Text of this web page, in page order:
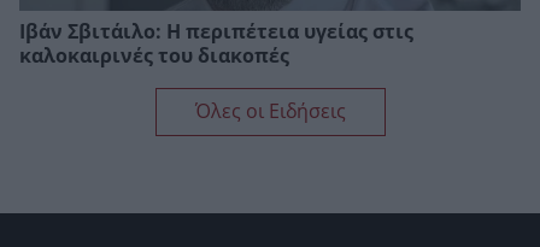
Ιβάν Σβιτάιλο: Η περιπέτεια υγείας στις
καλοκαιρινές του διακοπές
Όλες οι Ειδήσεις